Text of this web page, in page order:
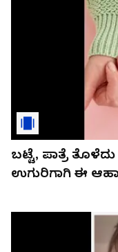
ಬಟ್ಟೆ, ಪಾತ್ರೆ
ಉಗುರಿಗಾಗಿ ಈ